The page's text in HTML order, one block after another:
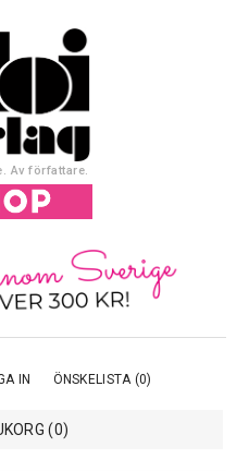
Av författare.
IN ÖNSKELISTA (0)
(0)